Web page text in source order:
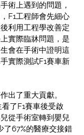
術上遇到的問題，
F1工程師會先細心
利用工程學改善定
實際臨牀問題，是
會在手術中證明這
實際測試F1賽車新
出了重大貢獻。
了F1賽車後受啟
從手術室轉到嬰兒
了67%的醫療交接錯